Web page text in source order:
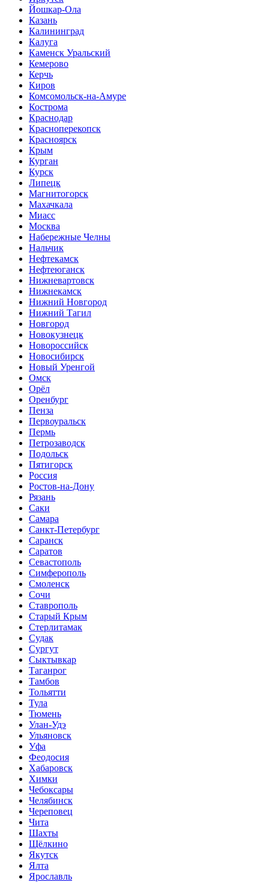
Йошкар-Ола
Казань
Калининград
Калуга
Каменск Уральский
Кемерово
Керчь
Киров
Комсомольск-на-Амуре
Кострома
Краснодар
Красноперекопск
Красноярск
Крым
Курган
Курск
Липецк
Магнитогорск
Махачкала
Миасс
Москва
Набережные Челны
Нальчик
Нефтекамск
Нефтеюганск
Нижневартовск
Нижнекамск
Нижний Новгород
Нижний Тагил
Новгород
Новокузнецк
Новороссийск
Новосибирск
Новый Уренгой
Омск
Орёл
Оренбург
Пенза
Первоуральск
Пермь
Петрозаводск
Подольск
Пятигорск
Россия
Ростов-на-Дону
Рязань
Саки
Самара
Санкт-Петербург
Саранск
Саратов
Севастополь
Симферополь
Смоленск
Сочи
Ставрополь
Старый Крым
Стерлитамак
Судак
Сургут
Сыктывкар
Таганрог
Тамбов
Тольятти
Тула
Тюмень
Улан-Удэ
Ульяновск
Уфа
Феодосия
Хабаровск
Химки
Чебоксары
Челябинск
Череповец
Чита
Шахты
Щёлкино
Якутск
Ялта
Ярославль